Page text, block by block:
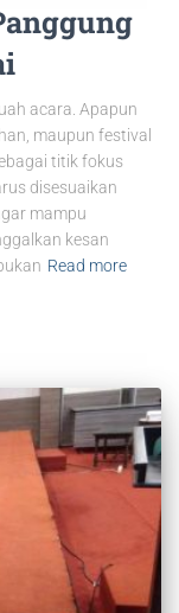
acara. Apapun
maupun festival
titik fokus
disesuaikan
mampu
kesan
Read more